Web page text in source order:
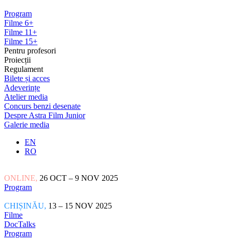
Program
Filme 6+
Filme 11+
Filme 15+
Pentru profesori
Proiecții
Regulament
Bilete și acces
Adeverințe
Atelier media
Concurs benzi desenate
Despre Astra Film Junior
Galerie media
EN
RO
ONLINE, 26 OCT – 9 NOV 2025
Program
CHIȘINĂU, 13 – 15 NOV 2025
Filme
DocTalks
Program